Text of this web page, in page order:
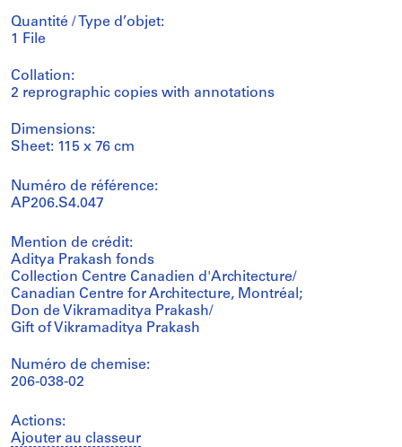
Quantité / Type d’objet:
1 File
Collation:
2 reprographic copies with annotations
Dimensions:
Sheet: 115 x 76 cm
Numéro de référence:
AP206.S4.047
Mention de crédit:
Aditya Prakash fonds
Collection Centre Canadien d'Architecture/
Canadian Centre for Architecture, Montréal;
Don de Vikramaditya Prakash/
Gift of Vikramaditya Prakash
Numéro de chemise:
206-038-02
Actions:
Ajouter au classeur